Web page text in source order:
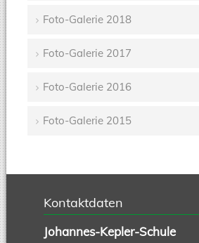
Foto-Galerie 2018
Foto-Galerie 2017
Foto-Galerie 2016
Foto-Galerie 2015
Kontaktdaten
Johannes-Kepler-Schule